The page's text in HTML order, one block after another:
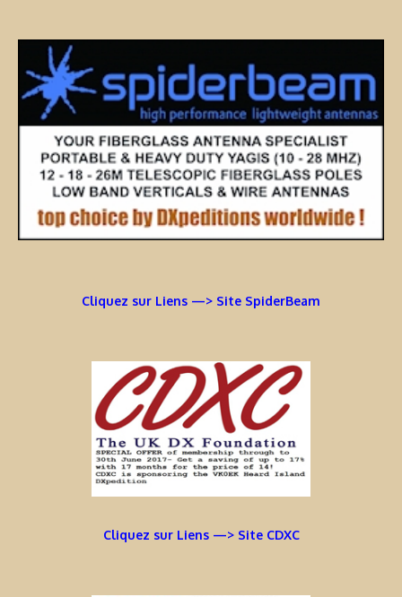
Cliquez sur Liens —> Site SpiderBeam
Cliquez sur Liens —> Site CDXC